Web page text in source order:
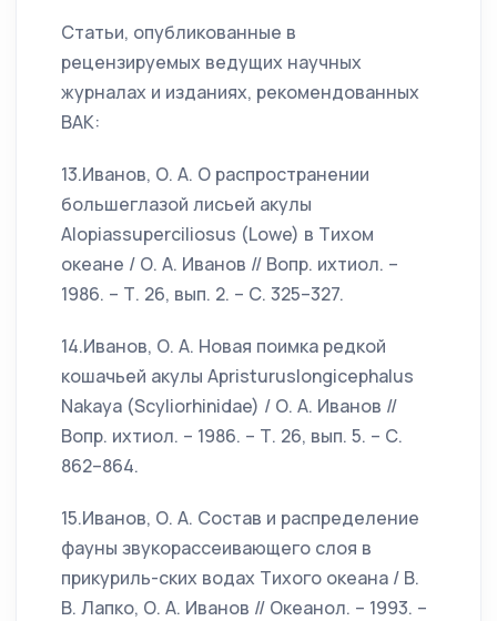
Статьи, опубликованные в
рецензируемых ведущих научных
журналах и изданиях, рекомендованных
ВАК:
13.Иванов, О. А. О распространении
большеглазой лисьей акулы
Alopiassuperciliosus (Lowe) в Тихом
океане / О. А. Иванов // Вопр. ихтиол. –
1986. – Т. 26, вып. 2. – С. 325–327.
14.Иванов, О. А. Новая поимка редкой
кошачьей акулы Apristuruslongicephalus
Nakaya (Scyliorhinidae) / О. А. Иванов //
Вопр. ихтиол. – 1986. – Т. 26, вып. 5. – С.
862–864.
15.Иванов, О. А. Состав и распределение
фауны звукорассеивающего слоя в
прикуриль-ских водах Тихого океана / В.
В. Лапко, О. А. Иванов // Океанол. – 1993. –